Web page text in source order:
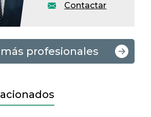
Contactar
profesionales